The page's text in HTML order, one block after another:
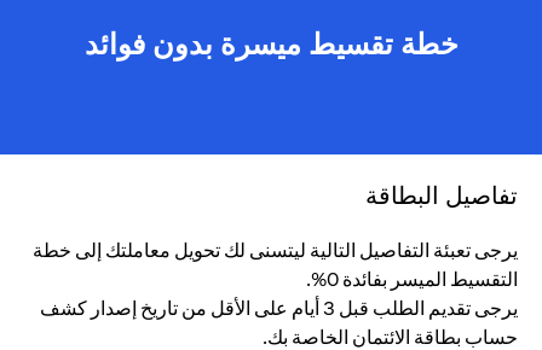
خطة تقسيط ميسرة بدون فوائد
تفاصيل البطاقة
يرجى تعبئة التفاصيل التالية ليتسنى لك تحويل معاملتك إلى خطة
التقسيط الميسر بفائدة 0%.
يرجى تقديم الطلب قبل 3 أيام على الأقل من تاريخ إصدار كشف
حساب بطاقة الائتمان الخاصة بك.